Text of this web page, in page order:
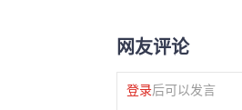
网友评论
登录后可以发言